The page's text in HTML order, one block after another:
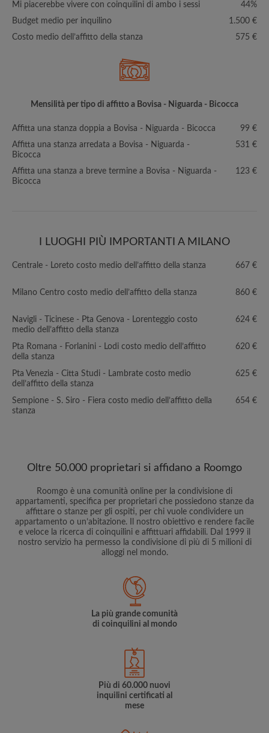
Mi piacerebbe vivere con coinquilini di ambo i sessi
44%
Budget medio per inquilino
1.500 €
Costo medio dell’affitto della stanza
575 €
Mensilità per tipo di affitto a Bovisa - Niguarda - Bicocca
Affitta una stanza doppia a Bovisa - Niguarda - Bicocca
99 €
Affitta una stanza arredata a Bovisa - Niguarda -
Bicocca
531 €
Affitta una stanza a breve termine a Bovisa - Niguarda -
Bicocca
123 €
I LUOGHI PIÙ IMPORTANTI A MILANO
Centrale - Loreto costo medio dell’affitto della stanza 667 €
Milano Centro costo medio dell’affitto della stanza 860 €
Navigli - Ticinese - Pta Genova - Lorenteggio costo
medio dell’affitto della stanza
624 €
Pta Romana - Forlanini - Lodi costo medio dell’affitto
della stanza
620 €
Pta Venezia - Citta Studi - Lambrate costo medio
dell’affitto della stanza
625 €
Sempione - S. Siro - Fiera costo medio dell’affitto della
stanza
654 €
Oltre 50.000 proprietari si affidano a Roomgo
Roomgo è una comunità online per la condivisione di
appartamenti, specifica per proprietari che possiedono stanze da
affittare o stanze per gli ospiti, per chi vuole condividere un
appartamento o un’abitazione. Il nostro obiettivo e rendere facile
e veloce la ricerca di coinquilini e affittuari affidabili. Dal 1999 il
nostro servizio ha permesso la condivisione di più di 5 milioni di
alloggi nel mondo.
La più grande comunità
di coinquilini al mondo
Più di 60.000 nuovi
inquilini certificati al
mese